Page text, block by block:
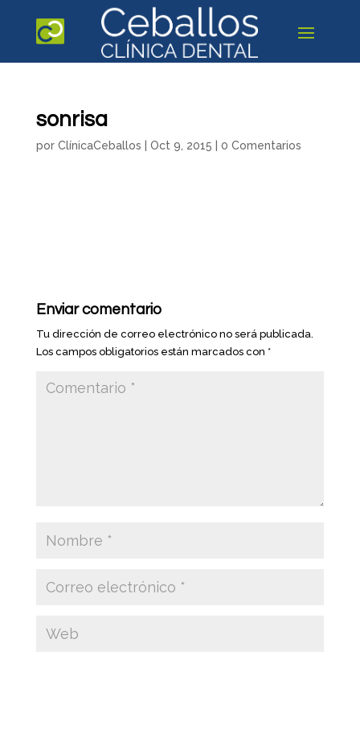
sonrisa
por ClínicaCeballos Oct 9, 2015 0 Comentarios
Enviar comentario
Tu dirección de correo electrónico no será publicada.
Los campos obligatorios están marcados con *